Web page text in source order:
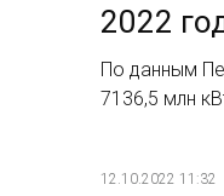
2022
По данным
7136,5 млн
12.10.2022 11:32